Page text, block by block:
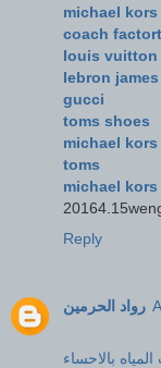
michael
coach
louis
lebron
gucci
toms shoes
michael kors
toms
michael
Reply
رواد الحرمين
بالاحساء